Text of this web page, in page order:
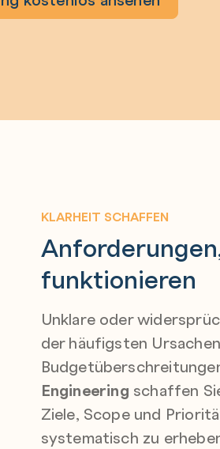
KLARHEIT SCHAFFEN
funktionieren
Unklare oder
der häufigsten
Engineering schaffen
Ziele, Scope und
systematisch zu